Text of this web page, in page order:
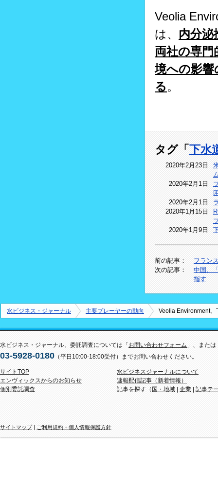
Veolia
は、 内分泌
両社の専門
境への影
る。
タグ「下水
2020年2月23日
2020年2月1日
2020年2月1日
2020年1月15日
2020年1月9日
前の記事：
フラン
次の記事：
中国、
指す
水ビジネス・ジャーナル 主要プレーヤーの動向 Veolia Environment
水ビジネス・ジャーナル、委託調査については「 お問い合わせフォーム 」、または
03-5928-0180 （平日10:00-18:00受付）までお問い合わせください。
サイトTOP
エンヴィックスからのお知らせ
個別委託調査
水ビジネスジャーナルについて
速報配信記事（新着情報）
記事を探す（ 国・地域 企業 記事テ
サイトマップ| ご利用規約・個人情報保護方針